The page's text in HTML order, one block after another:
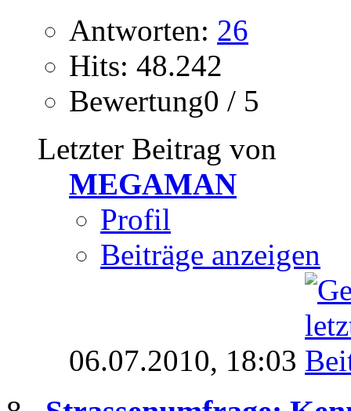
Antworten: 26
Hits: 48.242
Bewertung0 / 5
Letzter Beitrag von
MEGAMAN
Profil
Beiträge anzeigen
06.07.2010, 18:03